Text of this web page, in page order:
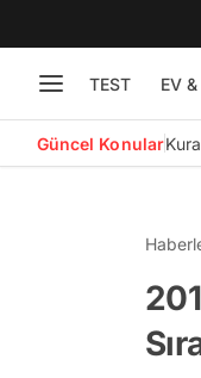
TEST EV
Güncel Konular